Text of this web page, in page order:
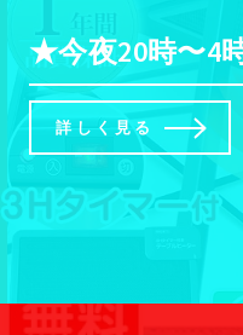
★今夜20時〜4
詳しく見る